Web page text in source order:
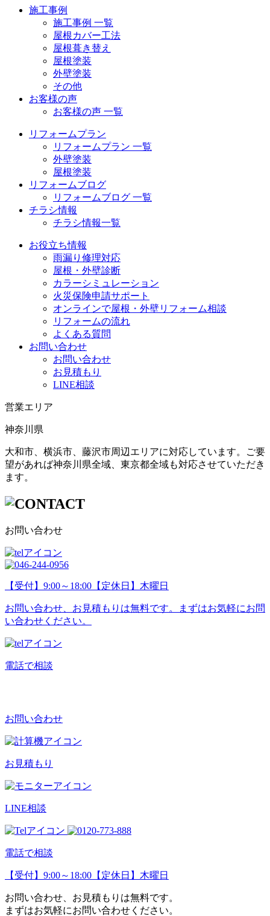
施工事例
施工事例 一覧
屋根カバー工法
屋根葺き替え
屋根塗装
外壁塗装
その他
お客様の声
お客様の声 一覧
リフォームプラン
リフォームプラン 一覧
外壁塗装
屋根塗装
リフォームブログ
リフォームブログ 一覧
チラシ情報
チラシ情報一覧
お役立ち情報
雨漏り修理対応
屋根・外壁診断
カラーシミュレーション
火災保険申請サポート
オンラインで屋根・外壁リフォーム相談
リフォームの流れ
よくある質問
お問い合わせ
お問い合わせ
お見積もり
LINE相談
営業エリア
神奈川県
大和市、横浜市、藤沢市周辺エリアに対応しています。ご要
望があれば神奈川県全域、東京都全域も対応させていただき
ます。
お問い合わせ
【受付】9:00～18:00【定休日】木曜日
お問い合わせ、お見積もりは無料です。まずはお気軽にお問
い合わせください。
電話で相談
お問い合わせ
お見積もり
LINE相談
電話で相談
【受付】9:00～18:00【定休日】木曜日
お問い合わせ、お見積もりは無料です。
まずはお気軽にお問い合わせください。